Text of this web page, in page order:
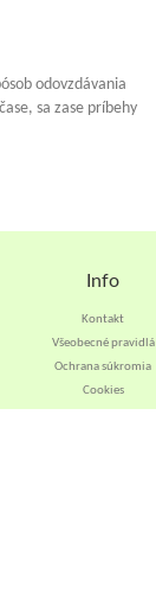
odovzdávania
sa zase príbehy
Info
Kontakt
Všeobecné pravidlá
Ochrana súkromia
Cookies